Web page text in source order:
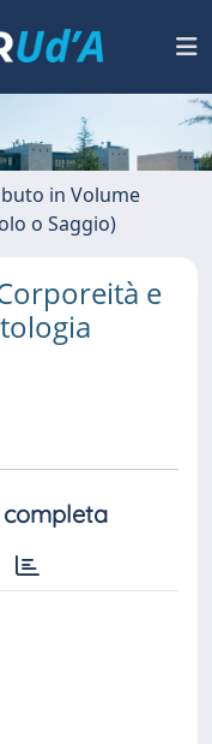
in Volume
o Saggio)
e
completa